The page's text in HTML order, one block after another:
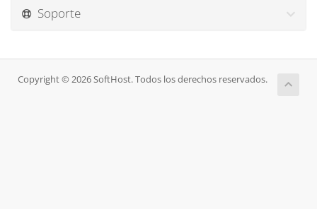
Soporte
Copyright © 2026 SoftHost. Todos los derechos reservados.